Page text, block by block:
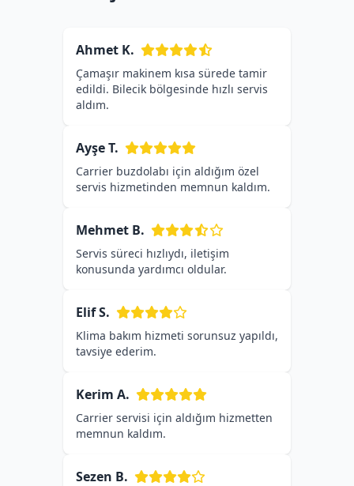
Ahmet K.
Çamaşır makinem kısa sürede tamir
edildi. Bilecik bölgesinde hızlı servis
aldım.
Ayşe T.
Carrier buzdolabı için aldığım özel
servis hizmetinden memnun kaldım.
Mehmet B.
Servis süreci hızlıydı, iletişim
konusunda yardımcı oldular.
Elif S.
Klima bakım hizmeti sorunsuz yapıldı,
tavsiye ederim.
Kerim A.
Carrier servisi için aldığım hizmetten
memnun kaldım.
Sezen B.